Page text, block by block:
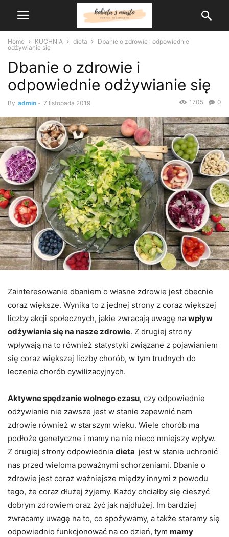
Home KUCHNIA dieta
Dbanie o zdrowie i odpowiednie
odżywianie się
Dbanie o zdrowie i
odpowiednie odżywianie się
By admin - 7 listopada 2019 0
1705
Zainteresowanie dbaniem o własne zdrowie jest obecnie
coraz większe. Wynika to z jednej strony z coraz większej
liczby akcji społecznych, jakie zwracają uwagę na wpływ
odżywiania się na nasze zdrowie. Z drugiej strony
wpływają na to również statystyki związane z pojawianiem
się coraz większej liczby chorób, w tym trudnych do
leczenia chorób cywilizacyjnych.
Aktywne spędzanie wolnego czasu, czy odpowiednie
odżywianie nie zawsze jest w stanie zapewnić nam
zdrowie również w starszym wieku. Wiele chorób ma
podłoże genetyczne i mamy na nie nieco mniejszy wpływ.
Z drugiej strony odpowiednia dieta jest w stanie uchronić
nas przed wieloma poważnymi schorzeniami. Dbanie o
zdrowie jest coraz ważniejsze między innymi z powodu
tego, że coraz dłużej żyjemy. Każdy chciałby się cieszyć
dobrym zdrowiem oraz żyć jak najdłużej. Im bardziej
zwracamy uwagę na to, co spożywamy, a także staramy się
odpowiednio funkcjonować na co dzień, tym mamy